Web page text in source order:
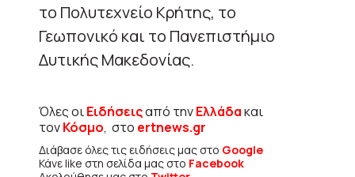
το Πολυτεχνείο Κρήτης, το
Γεωπονικό και το Πανεπιστήμιο
Δυτικής Μακεδονίας.
Όλες οιΕιδήσειςαπό τηνΕλλάδακαι
τονΚόσμο, στο ertnews.gr
Διάβασε όλες τις ειδήσεις μας στο Google
Κάνε like στη σελίδα μας στο Facebook